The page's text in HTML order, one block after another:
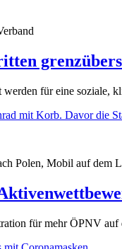
für eine soziale,
Polen, Mobil auf dem
für mehr ÖPNV